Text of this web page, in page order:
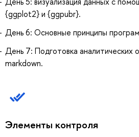
{ggplot2} и {ggpubr}.
День 6: Основные принципы
День 7: Подготовка аналитических
markdown.
Элементы контроля